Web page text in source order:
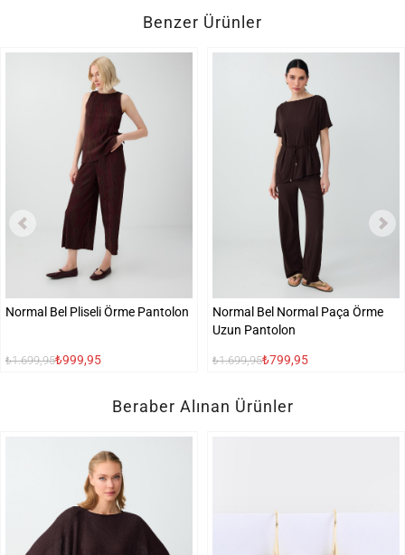
Benzer Ürünler
Normal Bel Pliseli Örme Pantolon
₺1.699,95₺999,95
Normal Bel Normal Paça Örme
Uzun Pantolon
₺1.699,95₺799,95
Beraber Alınan Ürünler